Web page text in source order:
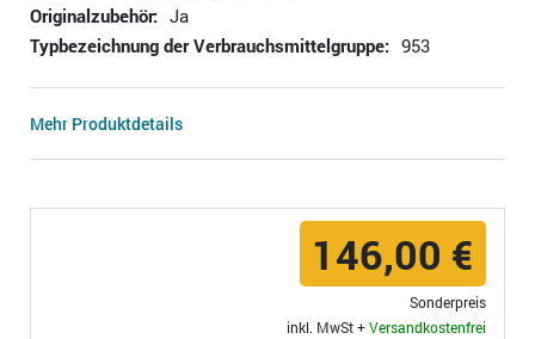
Originalzubehör: Ja
Typbezeichnung der Verbrauchsmittelgruppe: 953
Mehr Produktdetails
146,00 €
Sonderpreis
inkl. MwSt +Versandkostenfrei